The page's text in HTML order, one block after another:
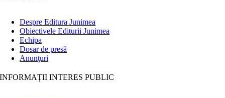
Despre Editura Junimea
Obiectivele Editurii Junimea
Echipa
Dosar de presă
Anunţuri
INFORMAȚII INTERES PUBLIC